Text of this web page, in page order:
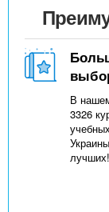
В
3326
лучших!